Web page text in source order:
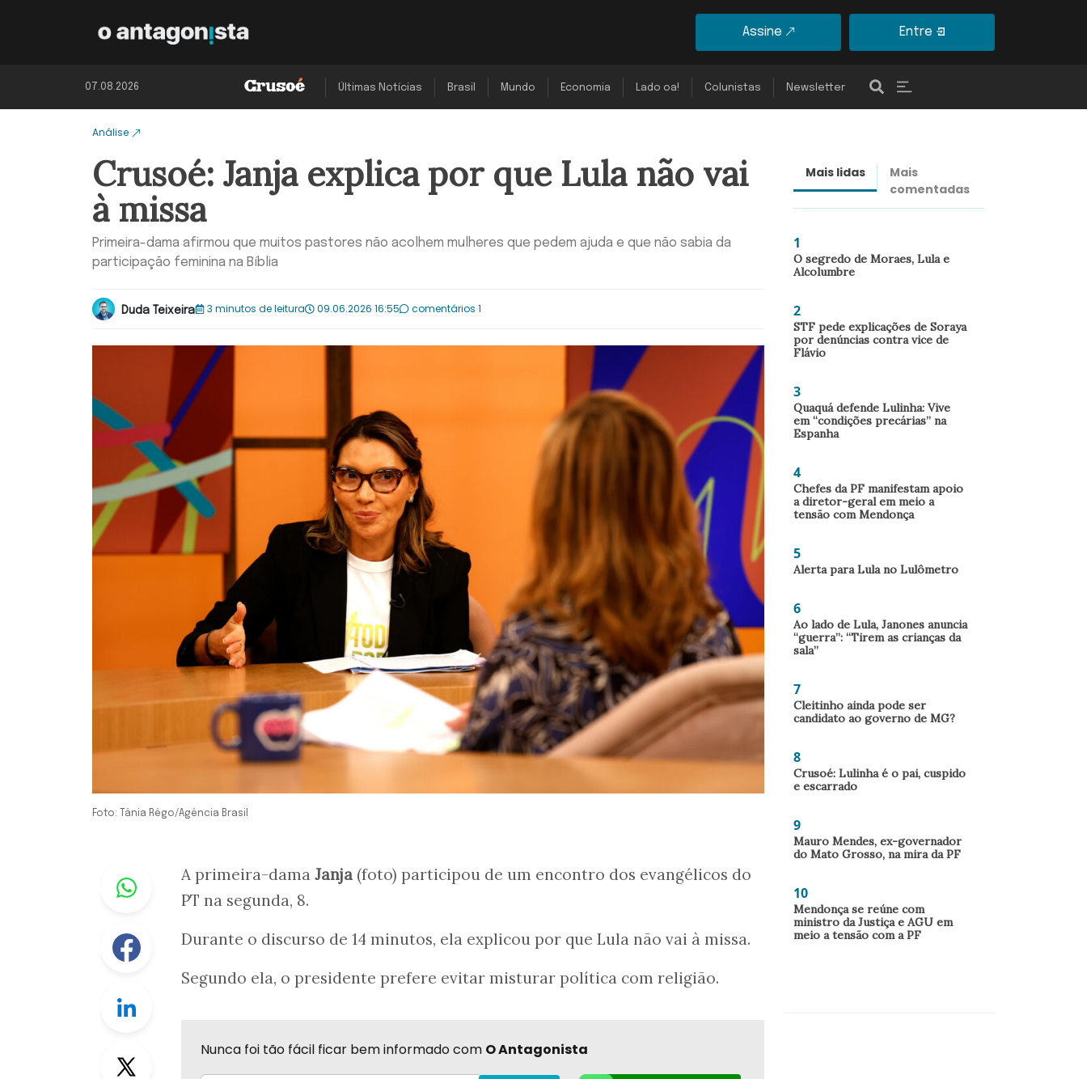
Assine Entre
07.08.2026 Últimas Notícias Brasil Mundo Economia Lado oa! Colunistas Newsletter
Análise
Crusoé: Janja explica por que Lula não vai
à missa
Primeira-dama afirmou que muitos pastores não acolhem mulheres que pedem ajuda e que não sabia da
participação feminina na Bíblia
Duda Teixeira 3 minutos de leitura 09.06.2026 16:55 comentários 1
Foto: Tânia Rêgo/Agência Brasil
Whastapp
Facebook
Linkedin
A primeira-dama Janja (foto) participou de um encontro dos evangélicos do
PT na segunda, 8.
Durante o discurso de 14 minutos, ela explicou por que Lula não vai à missa.
Segundo ela, o presidente prefere evitar misturar política com religião.
Nunca foi tão fácil ficar bem informado com O Antagonista
Mais lidas
Mais
comentadas
1
O segredo de Moraes, Lula e
Alcolumbre
2
STF pede explicações de Soraya
por denúncias contra vice de
Flávio
3
Quaquá defende Lulinha: Vive
em “condições precárias” na
Espanha
4
Chefes da PF manifestam apoio
a diretor-geral em meio a
tensão com Mendonça
5
Alerta para Lula no Lulômetro
6
Ao lado de Lula, Janones anuncia
“guerra”: “Tirem as crianças da
sala”
7
Cleitinho ainda pode ser
candidato ao governo de MG?
8
Crusoé: Lulinha é o pai, cuspido
e escarrado
9
Mauro Mendes, ex-governador
do Mato Grosso, na mira da PF
10
Mendonça se reúne com
ministro da Justiça e AGU em
meio a tensão com a PF